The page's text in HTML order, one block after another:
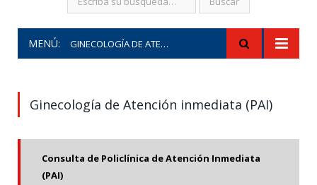
MENÚ: GINECOLOGÍA DE ATENCIÓN INMEDIATA (PAI)
Ginecología de Atención inmediata (PAI)
Consulta de Policlínica de Atención Inmediata
(PAI)